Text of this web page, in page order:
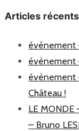
Articles récents
évènement
évènement
évènement
Château !
LE MONDE
– Bruno